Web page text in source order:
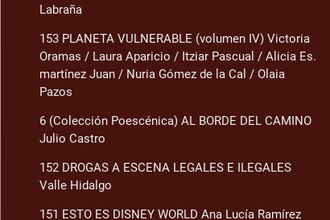
Labraña
153 PLANETA VULNERABLE (volumen IV) Victoria
Oramas / Laura Aparicio / Itziar Pascual / Alicia Es.
martínez Juan / Nuria Gómez de la Cal / Olaia
Pazos
6 (Colección Poescénica) AL BORDE DEL CAMINO
Julio Castro
152 DROGAS A ESCENA LEGALES E ILEGALES
Valle Hidalgo
151 ESTO ES DISNEY WORLD Ana Lucía Ramírez